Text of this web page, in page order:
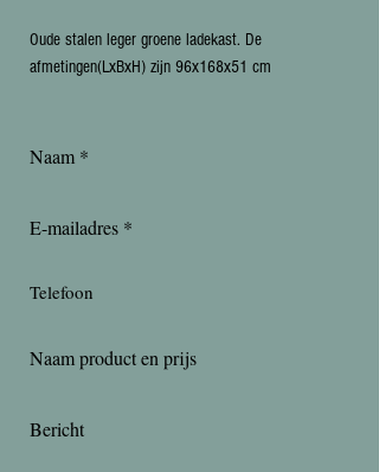
Oude stalen leger groene ladekast. De
afmetingen(LxBxH) zijn 96x168x51 cm